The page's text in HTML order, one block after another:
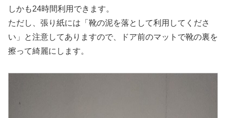
しかも24時間利用できます。
ただし、張り紙には「靴の泥を落として利用してくださ
い」と注意してありますので、ドア前のマットで靴の裏を
擦って綺麗にします。